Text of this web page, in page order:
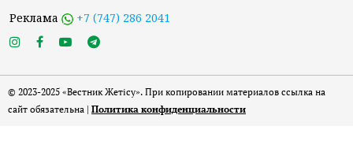
Реклама +7 (747) 286 2041
© 2023-2025 «Вестник Жетісу». При копировании материалов ссылка на
сайт обязательна | Политика конфиденциальности